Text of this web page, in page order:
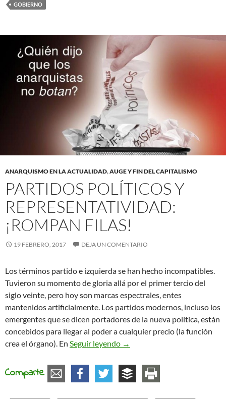
GOBIERNO
ANARQUISMO EN LA ACTUALIDAD,AUGE Y FIN DEL CAPITALISMO
PARTIDOS POLÍTICOS Y
REPRESENTATIVIDAD:
¡ROMPAN FILAS!
19 FEBRERO, 2017 DEJA UN COMENTARIO
Los términos partido e izquierda se han hecho incompatibles.
Tuvieron su momento de gloria allá por el primer tercio del
siglo veinte, pero hoy son marcas espectrales, entes
mantenidos artificialmente. Los partidos modernos, incluso los
emergentes que se dicen portadores de la nueva política, están
concebidos para llegar al poder a cualquier precio (la función
crea el órgano). En Seguir leyendo Partidos políticos y
→
Comparte